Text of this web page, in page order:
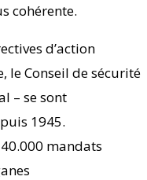
cohérente.
d’action
le Conseil de sécurité
– se sont
1945.
mandats